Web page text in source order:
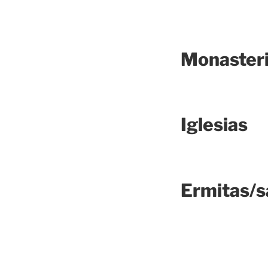
Iglesias
Ermitas/